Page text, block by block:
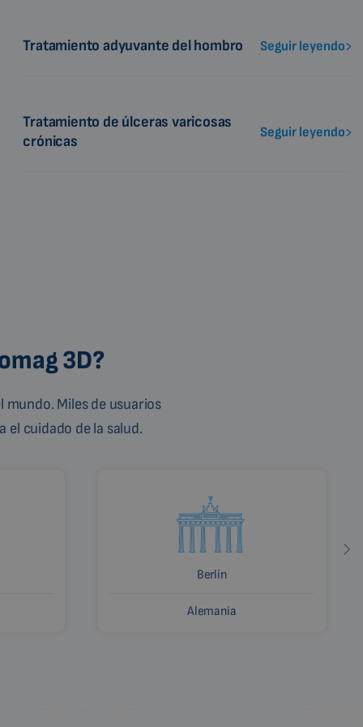
Tratamiento adyuvante del hombro Seguir leyendo
Tratamiento de úlceras varicosas
crónicas
Seguir leyendo
3D?
Miles de usuarios
el cuidado de la salud.
Berlín
Alemania